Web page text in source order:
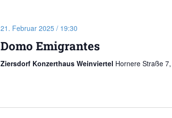
21. Februar 2025 / 19:30
Domo Emigrantes
Ziersdorf Konzerthaus Weinviertel Hornere Straße